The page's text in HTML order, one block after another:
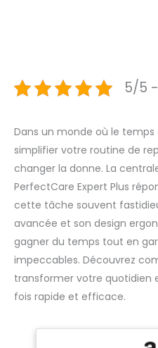
5/5
Dans un monde où le
simplifier votre routine de
changer la donne. La
PerfectCare Expert Plus
cette tâche souvent
avancée et son design
gagner du temps tout en
impeccables. Découvrez
transformer votre quotidien
fois rapide et efficace.